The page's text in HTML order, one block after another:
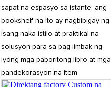
sapat na espasyo sa istante, ang
bookshelf na ito ay nagbibigay ng
isang naka-istilo at praktikal na
solusyon para sa pag-iimbak ng
iyong mga paboritong libro at mga
pandekorasyon na item